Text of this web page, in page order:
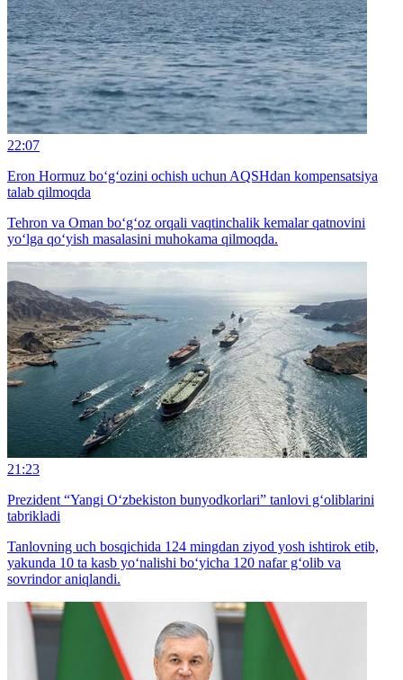
22:07
Eron Hormuz bo‘g‘ozini ochish uchun AQSHdan kompensatsiya
talab qilmoqda
Tehron va Oman bo‘g‘oz orqali vaqtinchalik kemalar qatnovini
yo‘lga qo‘yish masalasini muhokama qilmoqda.
21:23
Prezident “Yangi O‘zbekiston bunyodkorlari” tanlovi g‘oliblarini
tabrikladi
Tanlovning uch bosqichida 124 mingdan ziyod yosh ishtirok etib,
yakunda 10 ta kasb yo‘nalishi bo‘yicha 120 nafar g‘olib va
sovrindor aniqlandi.